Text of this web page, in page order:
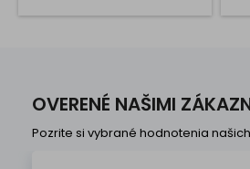
OVERENÉ NAŠIMI
Pozrite si vybrané hodnotenia